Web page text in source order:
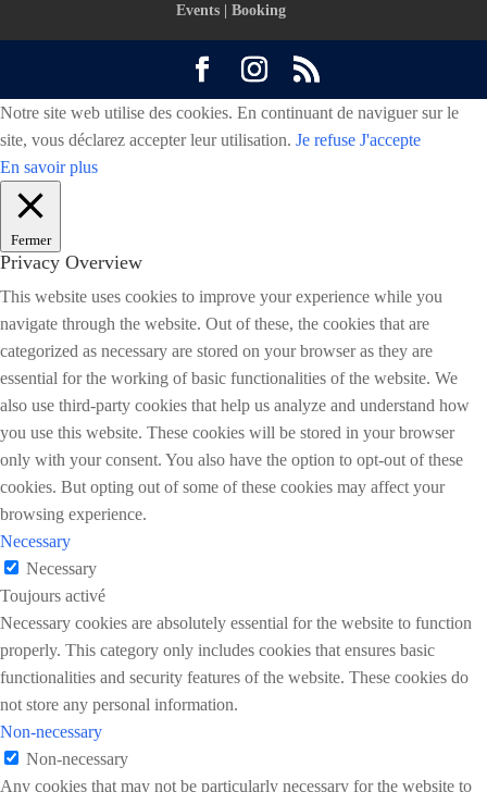
Events | Booking
Notre site web utilise des cookies. En continuant de naviguer sur le
site, vous déclarez accepter leur utilisation. Je refuse J'accepte
En savoir plus
Fermer
Privacy Overview
This website uses cookies to improve your experience while you
navigate through the website. Out of these, the cookies that are
categorized as necessary are stored on your browser as they are
essential for the working of basic functionalities of the website. We
also use third-party cookies that help us analyze and understand how
you use this website. These cookies will be stored in your browser
only with your consent. You also have the option to opt-out of these
cookies. But opting out of some of these cookies may affect your
browsing experience.
Necessary
Necessary
Toujours activé
Necessary cookies are absolutely essential for the website to function
properly. This category only includes cookies that ensures basic
functionalities and security features of the website. These cookies do
not store any personal information.
Non-necessary
Non-necessary
Any cookies that may not be particularly necessary for the website to